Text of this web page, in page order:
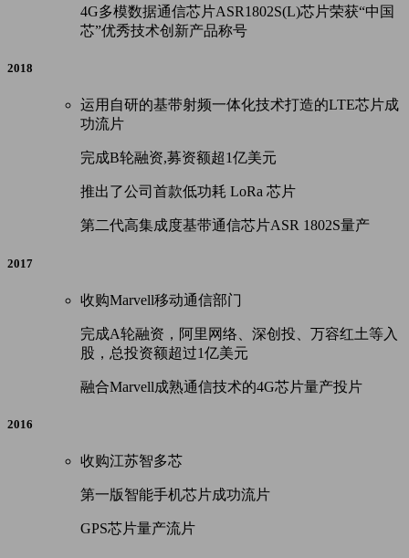
4G多模数据通信芯片ASR1802S(L)芯片荣获“中国
芯”优秀技术创新产品称号
2018
运用自研的基带射频一体化技术打造的LTE芯片成
功流片
完成B轮融资,募资额超1亿美元
推出了公司首款低功耗 LoRa 芯片
第二代高集成度基带通信芯片ASR 1802S量产
2017
收购Marvell移动通信部门
完成A轮融资，阿里网络、深创投、万容红土等入
股，总投资额超过1亿美元
融合Marvell成熟通信技术的4G芯片量产投片
2016
收购江苏智多芯
第一版智能手机芯片成功流片
GPS芯片量产流片